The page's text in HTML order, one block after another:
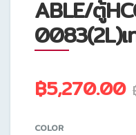
ABLE/ตู้
0083(2L)เ
฿5,270.00
COLOR